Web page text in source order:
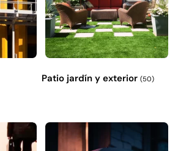
Patio jardín y exterior (50)